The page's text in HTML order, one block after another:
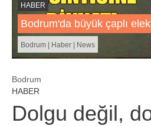
HABER
Bodrum'da büyük çaplı
Bodrum | Haber | News
Bodrum
HABER
Dolgu değil,